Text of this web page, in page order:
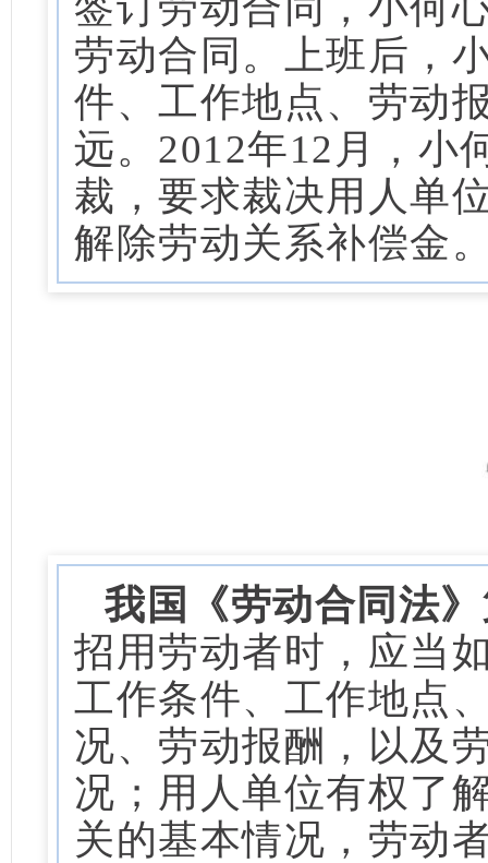
劳动合同。
上班后，
件、工作地点、劳动
远。 2012年12月，小
裁，要求裁决用人单
解除劳动关系补偿金
我国《劳动合同法
招用劳动者时，应当
工作条件、工作地点
况、劳动报酬，以及
况；用人单位有权了
关的基本情况，劳动